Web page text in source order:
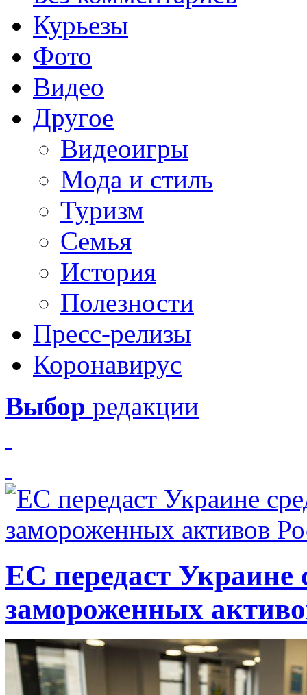
Курьезы
Фото
Видео
Другое
Видеоигры
Мода и стиль
Туризм
Семья
История
Полезности
Пресс-релизы
Коронавирус
Выбор редакции
ЕС передаст Украине
замороженных